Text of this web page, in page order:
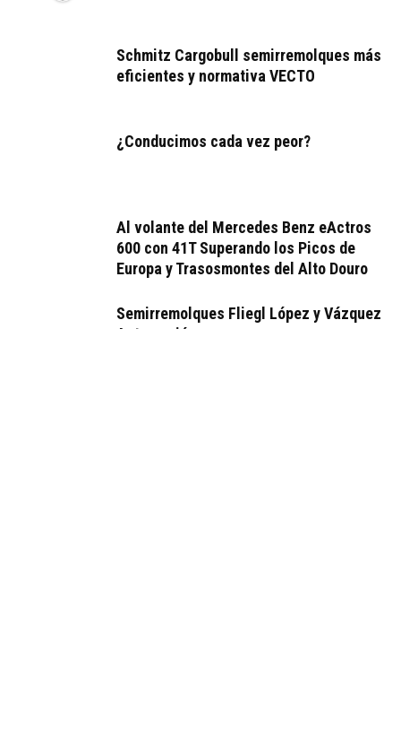
Schmitz Cargobull semirremolques más
eficientes y normativa VECTO
¿Conducimos cada vez peor?
Al volante del Mercedes Benz eActros
600 con 41T Superando los Picos de
Europa y Trasosmontes del Alto Douro
Semirremolques Fliegl López y Vázquez
Automoción